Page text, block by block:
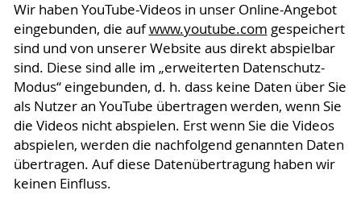
Wir haben YouTube-Videos in unser Online-Angebot
eingebunden, die aufwww.youtube.com gespeichert
sind und von unserer Website aus direkt abspielbar
sind. Diese sind alle im „erweiterten Datenschutz-
Modus“ eingebunden, d. h. dass keine Daten über Sie
als Nutzer an YouTube übertragen werden, wenn Sie
die Videos nicht abspielen. Erst wenn Sie die Videos
abspielen, werden die nachfolgend genannten Daten
übertragen. Auf diese Datenübertragung haben wir
keinen Einfluss.